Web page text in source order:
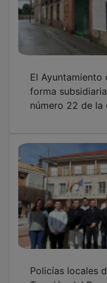
forma
número 22 de la
Torrejón del